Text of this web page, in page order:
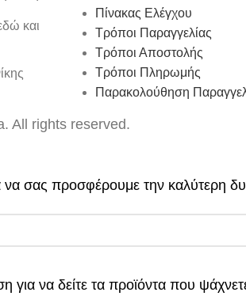
και
Πίνακας Ελέγχου
Τρόποι Παραγγελίας
Τρόποι Αποστολής
Τρόποι Πληρωμής
Παρακολούθηση
All rights reserved.
για να δείτε τα προϊόντα που
σας προσφέρουμε την καλύτερη